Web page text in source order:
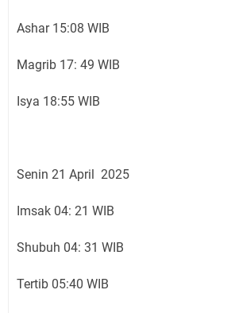
Ashar 15:08 WIB
Magrib 17: 49 WIB
Isya 18:55 WIB
Senin 21 April 2025
Imsak 04: 21 WIB
Shubuh 04: 31 WIB
Tertib 05:40 WIB